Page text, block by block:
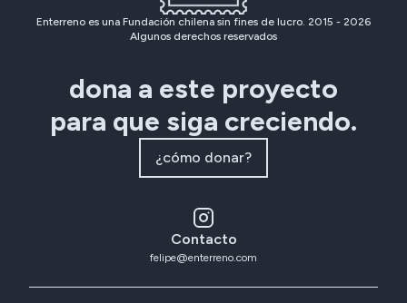
Enterreno es una Fundación chilena sin fines de lucro. 2015 - 2026
Algunos derechos reservados
dona a este proyecto
para que siga creciendo.
¿cómo donar?
Contacto
felipe@enterreno.com